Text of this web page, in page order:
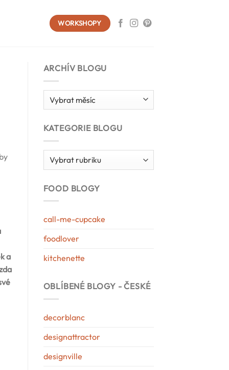
WORKSHOPY
a
ARCHÍV BLOGU
blogu
KATEGORIE BLOGU
Kategorie
blogu
FOOD BLOGY
call-me-cupcake
foodlover
kitchenette
OBLÍBENÉ BLOGY - ČESKÉ
decorblanc
designattractor
designville